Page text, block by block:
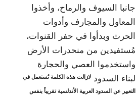
جانبا السيوف والرماح، وأخذوا
المعاول والمجارف وأدوات
الحرث وبدأوا في حفر القنوات،
مُستفيدين من منحدرات الأرض
واستخدموا العصي والحجارة
لبناء السدود لازالت هذه الكلمة تُستعمل في
التعبير عن السدود العربية الأندلسية تقريباً بنفس